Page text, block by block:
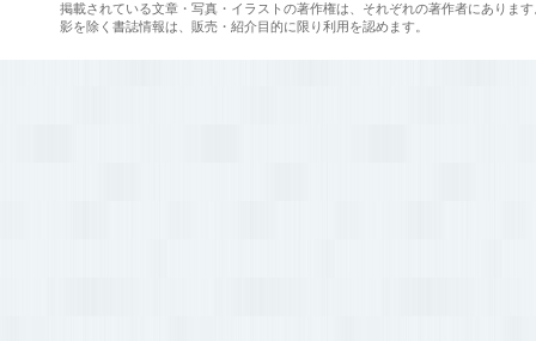
掲載されている文章・写真・イラストの著作権は、それぞれの著作者にありま
影を除く書誌情報は、販売・紹介目的に限り利用を認めます。